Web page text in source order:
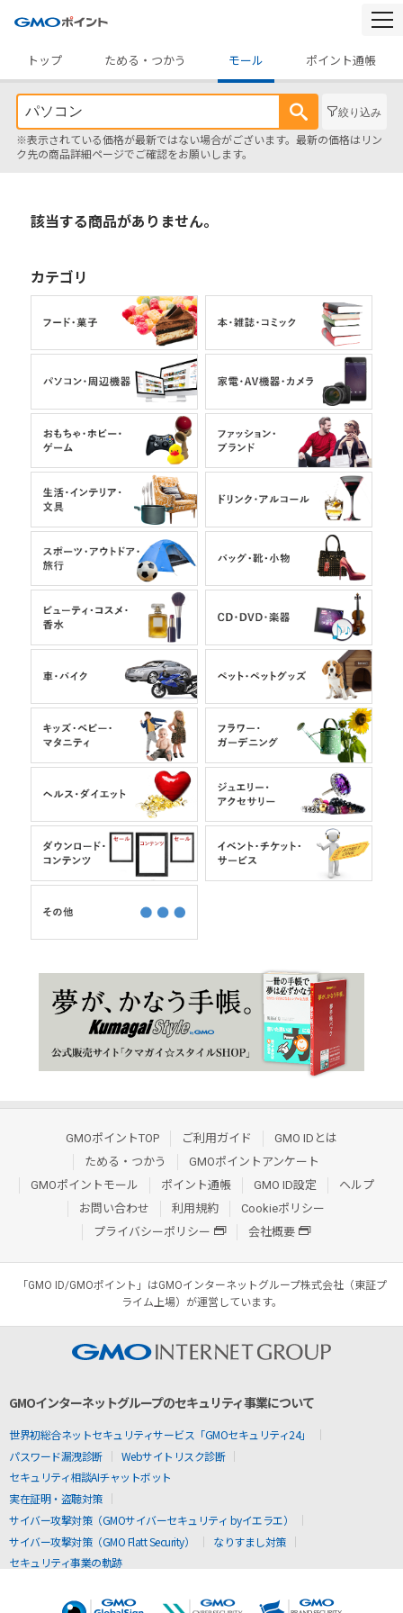
トップ
ためる・つかう モール ポイント通帳
絞り込み
※表示されている価格が最新ではない場合がございます。最新の価格はリン
ク先の商品詳細ページでご確認をお願いします。
該当する商品がありません。
カテゴリ
GMOポイントTOP ご利用ガイド
GMO IDとは
ためる・つかう
GMOポイントアンケート
GMOポイントモール
ポイント通帳 GMO ID設定
ヘルプ
お問い合わせ
利用規約
Cookieポリシー
プライバシーポリシー
会社概要
「GMO ID/GMOポイント」はGMOインターネットグループ株式会社（東証プ
ライム上場）が運営しています。
GMOインターネットグループのセキュリティ事業について
世界初総合ネットセキュリティサービス「GMOセキュリティ24」
パスワード漏洩診断
Webサイトリスク診断
セキュリティ相談AIチャットボット
実在証明・盗聴対策
サイバー攻撃対策（GMOサイバーセキュリティ byイエラエ）
サイバー攻撃対策（GMO Flatt Security）
なりすまし対策
セキュリティ事業の軌跡